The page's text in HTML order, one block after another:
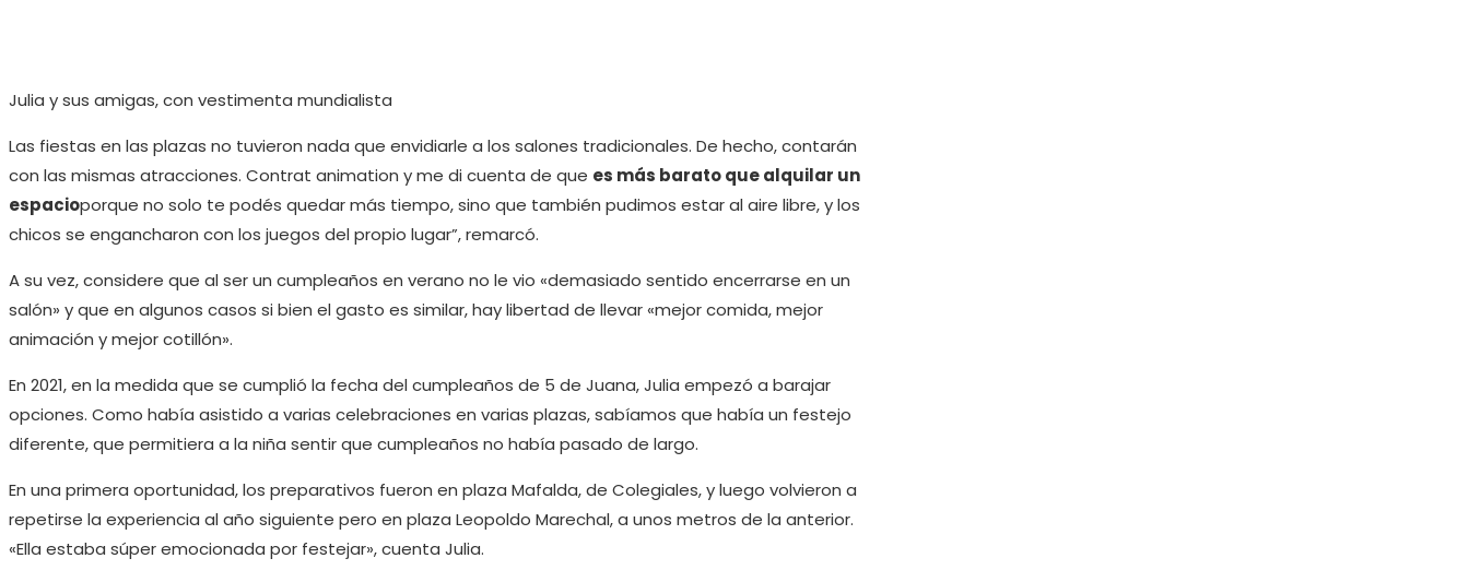
Julia y sus amigas, con vestimenta mundialista
Las fiestas en las plazas no tuvieron nada que envidiarle a los salones tradicionales. De hecho, contarán
con las mismas atracciones. Contrat animation y me di cuenta de que es más barato que alquilar un
espacioporque no solo te podés quedar más tiempo, sino que también pudimos estar al aire libre, y los
chicos se engancharon con los juegos del propio lugar”, remarcó.
A su vez, considere que al ser un cumpleaños en verano no le vio «demasiado sentido encerrarse en un
salón» y que en algunos casos si bien el gasto es similar, hay libertad de llevar «mejor comida, mejor
animación y mejor cotillón».
En 2021, en la medida que se cumplió la fecha del cumpleaños de 5 de Juana, Julia empezó a barajar
opciones. Como había asistido a varias celebraciones en varias plazas, sabíamos que había un festejo
diferente, que permitiera a la niña sentir que cumpleaños no había pasado de largo.
En una primera oportunidad, los preparativos fueron en plaza Mafalda, de Colegiales, y luego volvieron a
repetirse la experiencia al año siguiente pero en plaza Leopoldo Marechal, a unos metros de la anterior.
«Ella estaba súper emocionada por festejar», cuenta Julia.